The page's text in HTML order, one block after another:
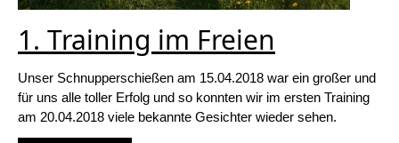
1. Training im Freien
Unser Schnupperschießen am 15.04.2018 war ein großer und
für uns alle toller Erfolg und so konnten wir im ersten Training
am 20.04.2018 viele bekannte Gesichter wieder sehen.